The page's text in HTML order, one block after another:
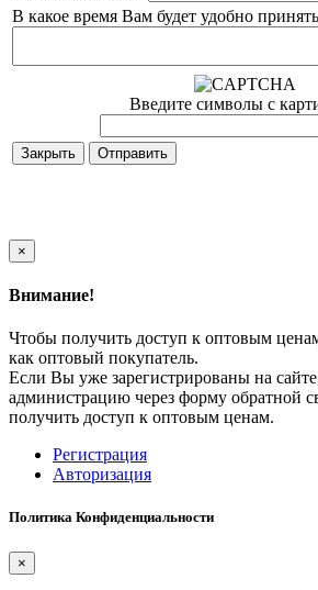
В какое время Вам будет удобно
Введите символы с
Закрыть
×
Внимание!
Чтобы получить доступ к оптовым
как оптовый покупатель.
Если Вы уже зарегистрированы на
администрацию через форму обратной
получить доступ к оптовым ценам.
Регистрация
Авторизация
Политика Конфиденциальности
×